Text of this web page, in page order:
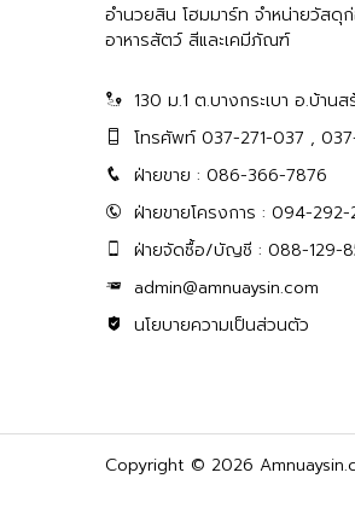
อำนวยสิน โฮมมาร์ท จำหน่ายวัส
อาหารสัตว์ สีและเคมีภัณฑ์
130 ม.1 ต.บางกระเบา อ.บ้าน
โทรศัพท์ 037-271-037 ,
ฝ่ายขาย : 086-366-7876
ฝ่ายขายโครงการ : 094-
ฝ่ายจัดซื้อ/บัญชี : 088-129-
admin@amnuaysin.com
นโยบายความเป็นส่วนตัว
Copyright © 2026